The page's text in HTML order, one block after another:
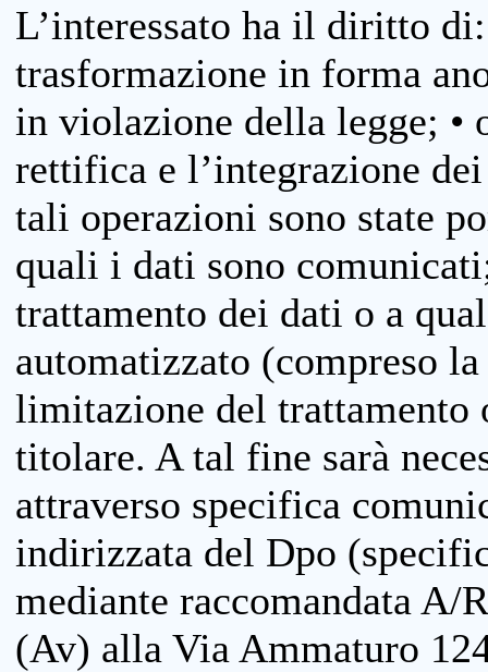
L’interessato ha il diritto
trasformazione in forma
in violazione della legge; •
rettifica e l’integrazione
tali operazioni sono state
quali i dati sono
trattamento dei dati o a
automatizzato (compreso
limitazione del trattamento
titolare. A tal fine sarà
attraverso specifica
indirizzata del Dpo
mediante raccomandata
(Av) alla Via Ammaturo